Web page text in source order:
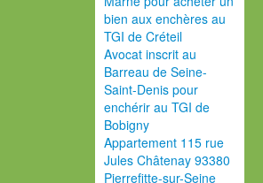
bien aux enchères au
TGI de Créteil
Avocat inscrit au
Barreau de Seine-
Saint-Denis pour
enchérir au TGI de
Bobigny
Appartement 115 rue
Jules Châtenay 93380
Pierrefitte-sur-Seine